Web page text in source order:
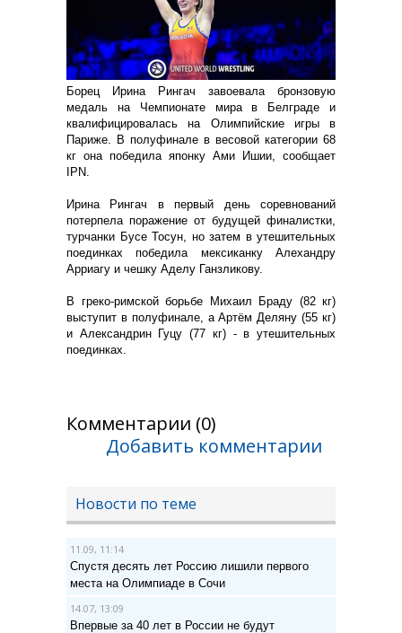
Борец Ирина Рингач завоевала бронзовую
медаль на Чемпионате мира в Белграде и
квалифицировалась на Олимпийские игры в
Париже. В полуфинале в весовой категории 68
кг она победила японку Ами Ишии, сообщает
IPN.
Ирина Рингач в первый день соревнований
потерпела поражение от будущей финалистки,
турчанки Бусе Тосун, но затем в утешительных
поединках победила мексиканку Алехандру
Арриагу и чешку Аделу Ганзликову.
В греко-римской борьбе Михаил Браду (82 кг)
выступит в полуфинале, а Артём Деляну (55 кг)
и Александрин Гуцу (77 кг) - в утешительных
поединках.
Комментарии (0)
Добавить комментарии
Новости по теме
11.09, 11:14
Спустя десять лет Россию лишили первого
места на Олимпиаде в Сочи
14.07, 13:09
Впервые за 40 лет в России не будут